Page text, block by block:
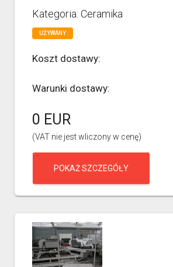
Kategoria: Ceramika
UŻYWANY
Koszt dostawy:
Warunki dostawy:
0 EUR
(VAT nie jest wliczony w cenę)
POKAŻ SZCZEGÓŁY